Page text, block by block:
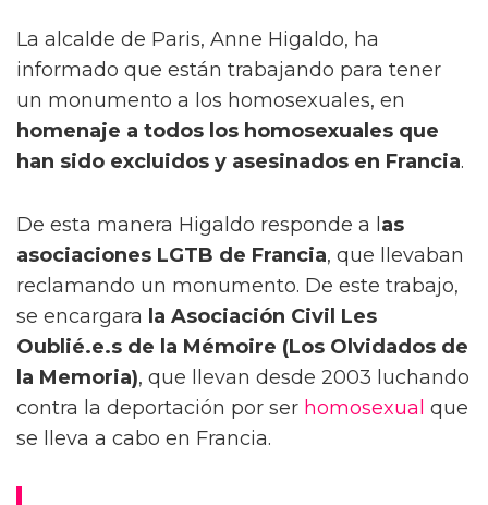
La alcalde de Paris, Anne Higaldo, ha
informado que están trabajando para tener
un monumento a los homosexuales, en
homenaje a todos los homosexuales que
han sido excluidos y asesinados en Francia.
De esta manera Higaldo responde a l as
asociaciones LGTB de Francia, que llevaban
reclamando un monumento. De este trabajo,
se encargara la Asociación Civil Les
Oublié.e.s de la Mémoire (Los Olvidados de
la Memoria), que llevan desde 2003 luchando
contra la deportación por ser homosexual que
se lleva a cabo en Francia.